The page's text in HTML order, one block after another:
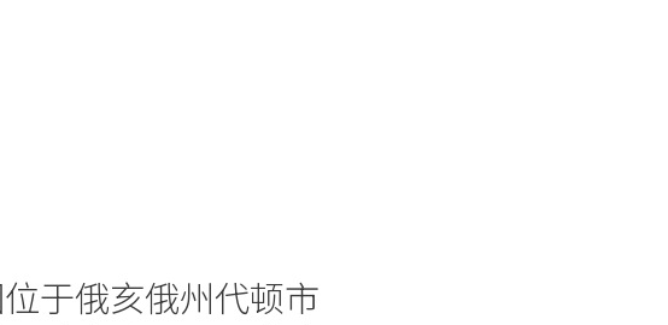
于俄亥俄州代顿市